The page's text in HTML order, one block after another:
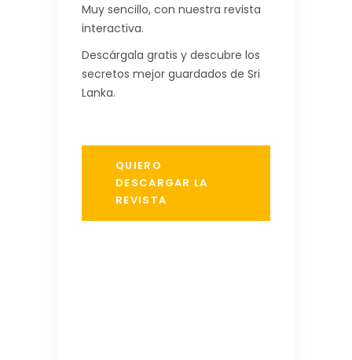
Muy sencillo, con nuestra revista
interactiva.
Descárgala gratis y descubre los
secretos mejor guardados de Sri
Lanka.
QUIERO
DESCARGAR LA
REVISTA